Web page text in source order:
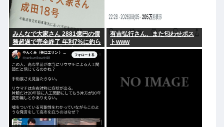
みんなで大家さん 2881億円の債
務超過で完全終了 年利7%に釣ら
れた3万人超の弱者の老後資金
2000億円が消滅
有吉弘行さん、また匂わせポス
トwww